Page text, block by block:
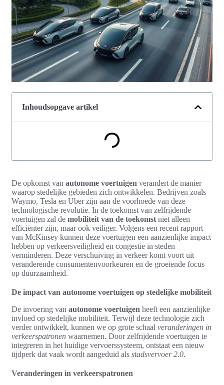
Inhoudsopgave artikel
De opkomst van autonome voertuigen verandert de manier
waarop stedelijke gebieden zich ontwikkelen. Bedrijven zoals
Waymo, Tesla en Uber zijn aan de voorhoede van deze
technologische revolutie. In de toekomst van zelfrijdende
voertuigen zal de mobiliteit van de toekomst niet alleen
efficiënter zijn, maar ook veiliger. Volgens een recent rapport
van McKinsey kunnen deze voertuigen een aanzienlijke impact
hebben op verkeersveiligheid en congestie in steden
verminderen. Deze verschuiving in verkeer komt voort uit
veranderende consumentenvoorkeuren en de groeiende focus
op duurzaamheid.
De impact van autonome voertuigen op stedelijke mobiliteit
De invoering van autonome voertuigen heeft een aanzienlijke
invloed op stedelijke mobiliteit. Terwijl deze technologie zich
verder ontwikkelt, kunnen we op grote schaal veranderingen in
verkeerspatronen waarnemen. Door zelfrijdende voertuigen te
integreren in het huidige vervoerssysteem, ontstaat een nieuw
tijdperk dat vaak wordt aangeduid als stadsvervoer 2.0.
Veranderingen in verkeerspatronen